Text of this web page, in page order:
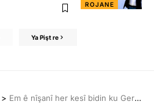
ROJANE
Ya Pişt re
> Em ê nîşanî her kesî bidin ku Gerîlayên Azadiya Kurdistanê têk naçin!